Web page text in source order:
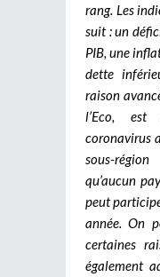
rang. Les
suit : un
PIB, une
dette
raison
l’Eco,
coronavirus
sous-
qu’aucun
peut
année. On
certaines
également